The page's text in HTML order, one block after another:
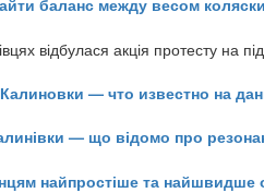
баланс между весом
відбулася акція протесту на
— что известно на
— що відомо про
найпростіше та